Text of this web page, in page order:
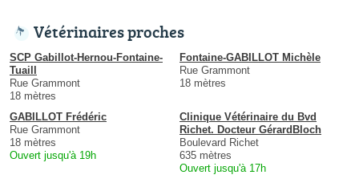
Vétérinaires proches
SCP Gabillot-Hernou-Fontaine-
Tuaill
Rue Grammont
18 mètres
Fontaine-GABILLOT Michèle
Rue Grammont
18 mètres
GABILLOT Frédéric
Rue Grammont
18 mètres
Ouvert jusqu'à 19h
Clinique Vétérinaire du Bvd
Richet. Docteur GérardBloch
Boulevard Richet
635 mètres
Ouvert jusqu'à 17h